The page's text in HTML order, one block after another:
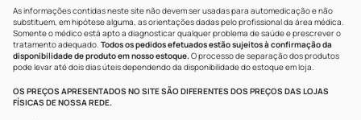
As informações contidas neste site não devem ser usadas para automedicação e não
substituem, em hipótese alguma, as orientações dadas pelo profissional da área médica.
Somente o médico está apto a diagnosticar qualquer problema de saúde e prescrever o
tratamento adequado. Todos os pedidos efetuados estão sujeitos à confirmação da
disponibilidade de produto em nosso estoque.O processo de separação dos produtos
pode levar até dois dias úteis dependendo da disponibilidade do estoque em loja.
OS PREÇOS APRESENTADOS NO SITE SÃO DIFERENTES DOS PREÇOS DAS LOJAS
FÍSICAS DE NOSSA REDE.